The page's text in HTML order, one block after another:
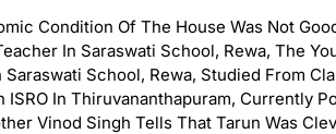
Condition Of The House Was Not
In Saraswati School, Rewa, The
School, Rewa, Studied From
In Thiruvananthapuram, Currently
Vinod Singh Tells That Tarun Was